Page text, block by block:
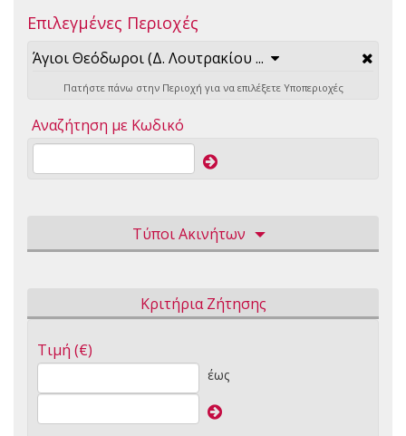
Επιλεγμένες Περιοχές
Άγιοι Θεόδωροι (Δ. Λουτρακίου ...
Πατήστε πάνω στην Περιοχή για να επιλέξετε Υποπεριοχές
Αναζήτηση με Κωδικό
Τύποι Ακινήτων
Κριτήρια Ζήτησης
Τιμή (€)
έως